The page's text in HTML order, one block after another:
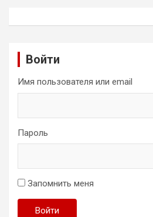
Войти
Имя пользователя или email
Пароль
Запомнить меня
Войти